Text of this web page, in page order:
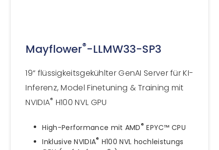
Mayflower®-LLMW33-SP3
19“ flüssigkeitsgekühlter GenAI Server für KI-
Inferenz, Model Finetuning & Training mit
NVIDIA® H100 NVL GPU
High-Performance mit AMD® EPYC™ CPU
Inklusive NVIDIA® H100 NVL hochleistungs